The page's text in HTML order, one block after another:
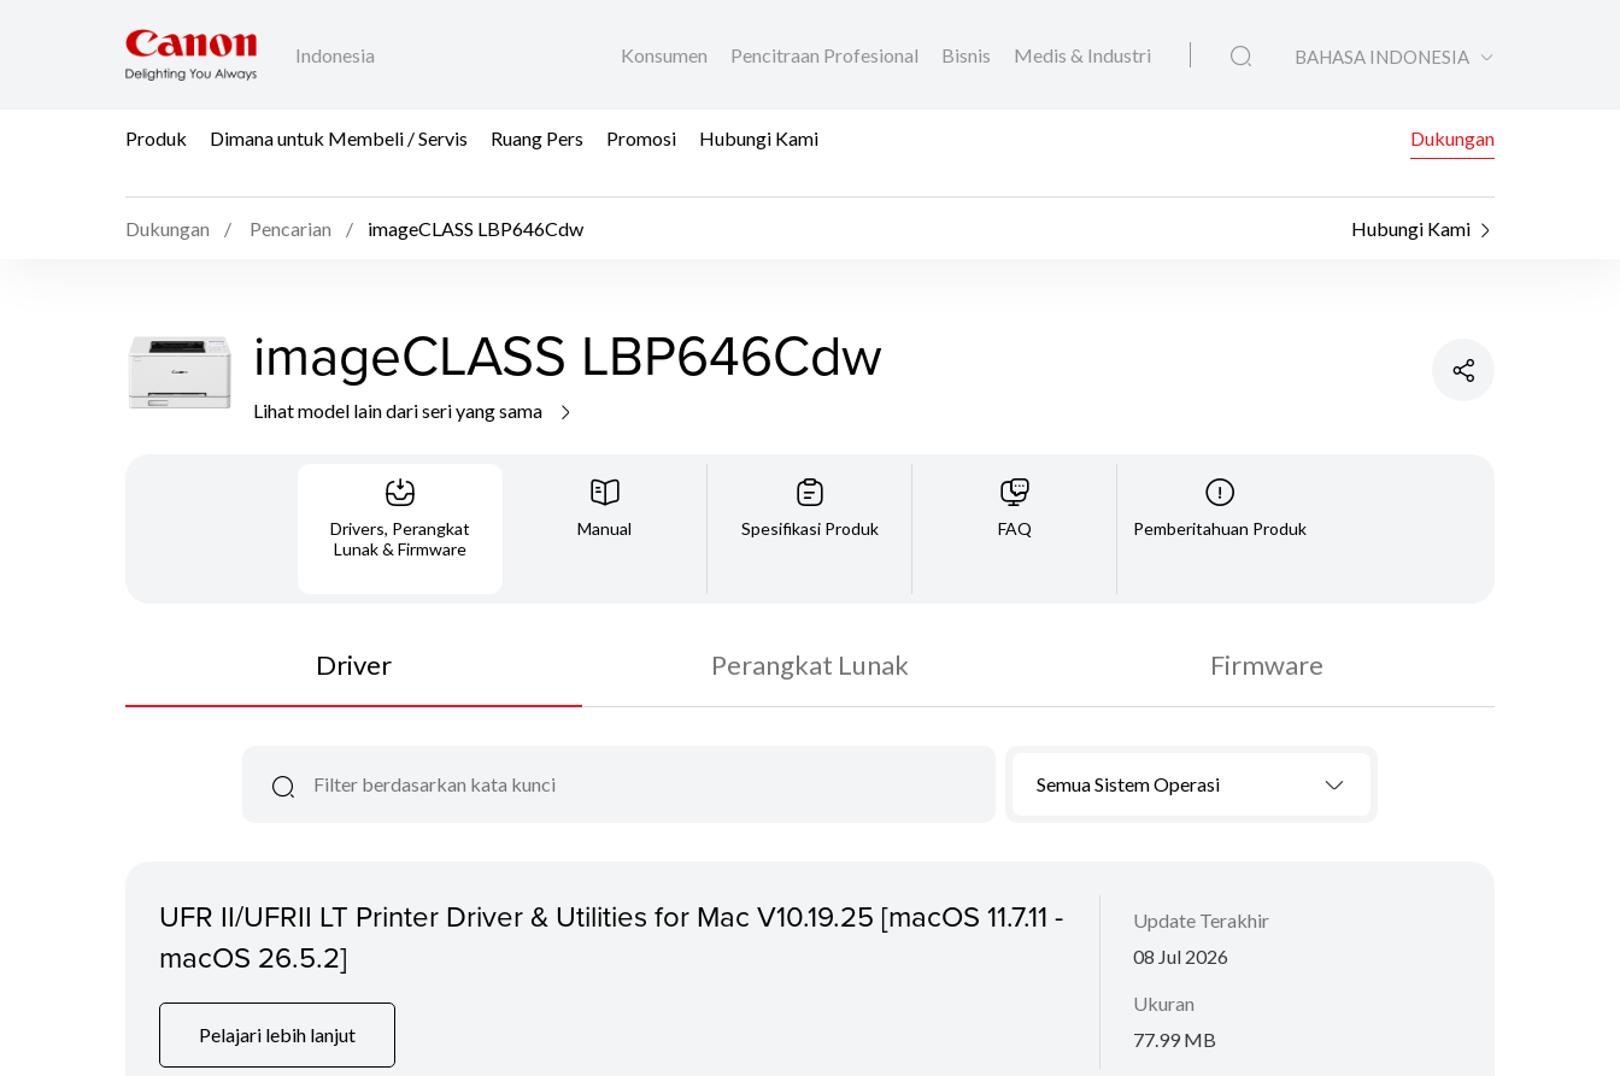
Indonesia Konsumen Pencitraan Profesional Bisnis Medis & Industri BAHASA INDONESIA
Produk Dimana untuk Membeli / Servis Ruang Pers Promosi Hubungi Kami Dukungan
Dukungan Pencarian imageCLASS LBP646Cdw Hubungi Kami
imageCLASS LBP646Cdw
Lihat model lain dari seri yang sama
Drivers, Perangkat
Lunak & Firmware
Manual Spesifikasi Produk FAQ Pemberitahuan Produk
Driver Perangkat Lunak Firmware
Semua Sistem Operasi
UFR II/UFRII LT Printer Driver & Utilities for Mac V10.19.25 [macOS 11.7.11 -
macOS 26.5.2]
Pelajari lebih lanjut
Update Terakhir
08 Jul 2026
Ukuran
77.99 MB